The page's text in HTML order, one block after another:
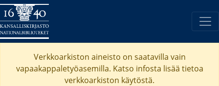
Verkkoarkiston aineisto on saatavilla vain
vapaakappaletyöasemilla. Katso infosta lisää tietoa
verkkoarkiston käytöstä.